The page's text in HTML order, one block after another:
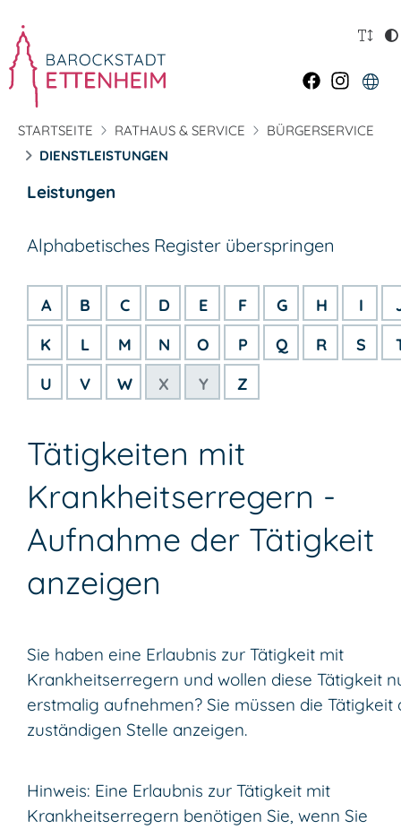
STARTSEITE RATHAUS & SERVICE
BÜRGERSERVICE
DIENSTLEISTUNGEN
Leistungen
Alphabetisches Register überspringen
A B C D E F G H I
K
L M N O P Q R S
U
V W X Y Z
Tätigkeiten mit
Krankheitserregern -
Aufnahme der Tätigkeit
anzeigen
Sie haben eine Erlaubnis zur Tätigkeit mit
Krankheitserregern und wollen diese Tätigkeit
erstmalig aufnehmen? Sie müssen die Tätigkeit
zuständigen Stelle anzeigen.
Hinweis: Eine Erlaubnis zur Tätigkeit mit
Krankheitserregern benötigen Sie, wenn Sie